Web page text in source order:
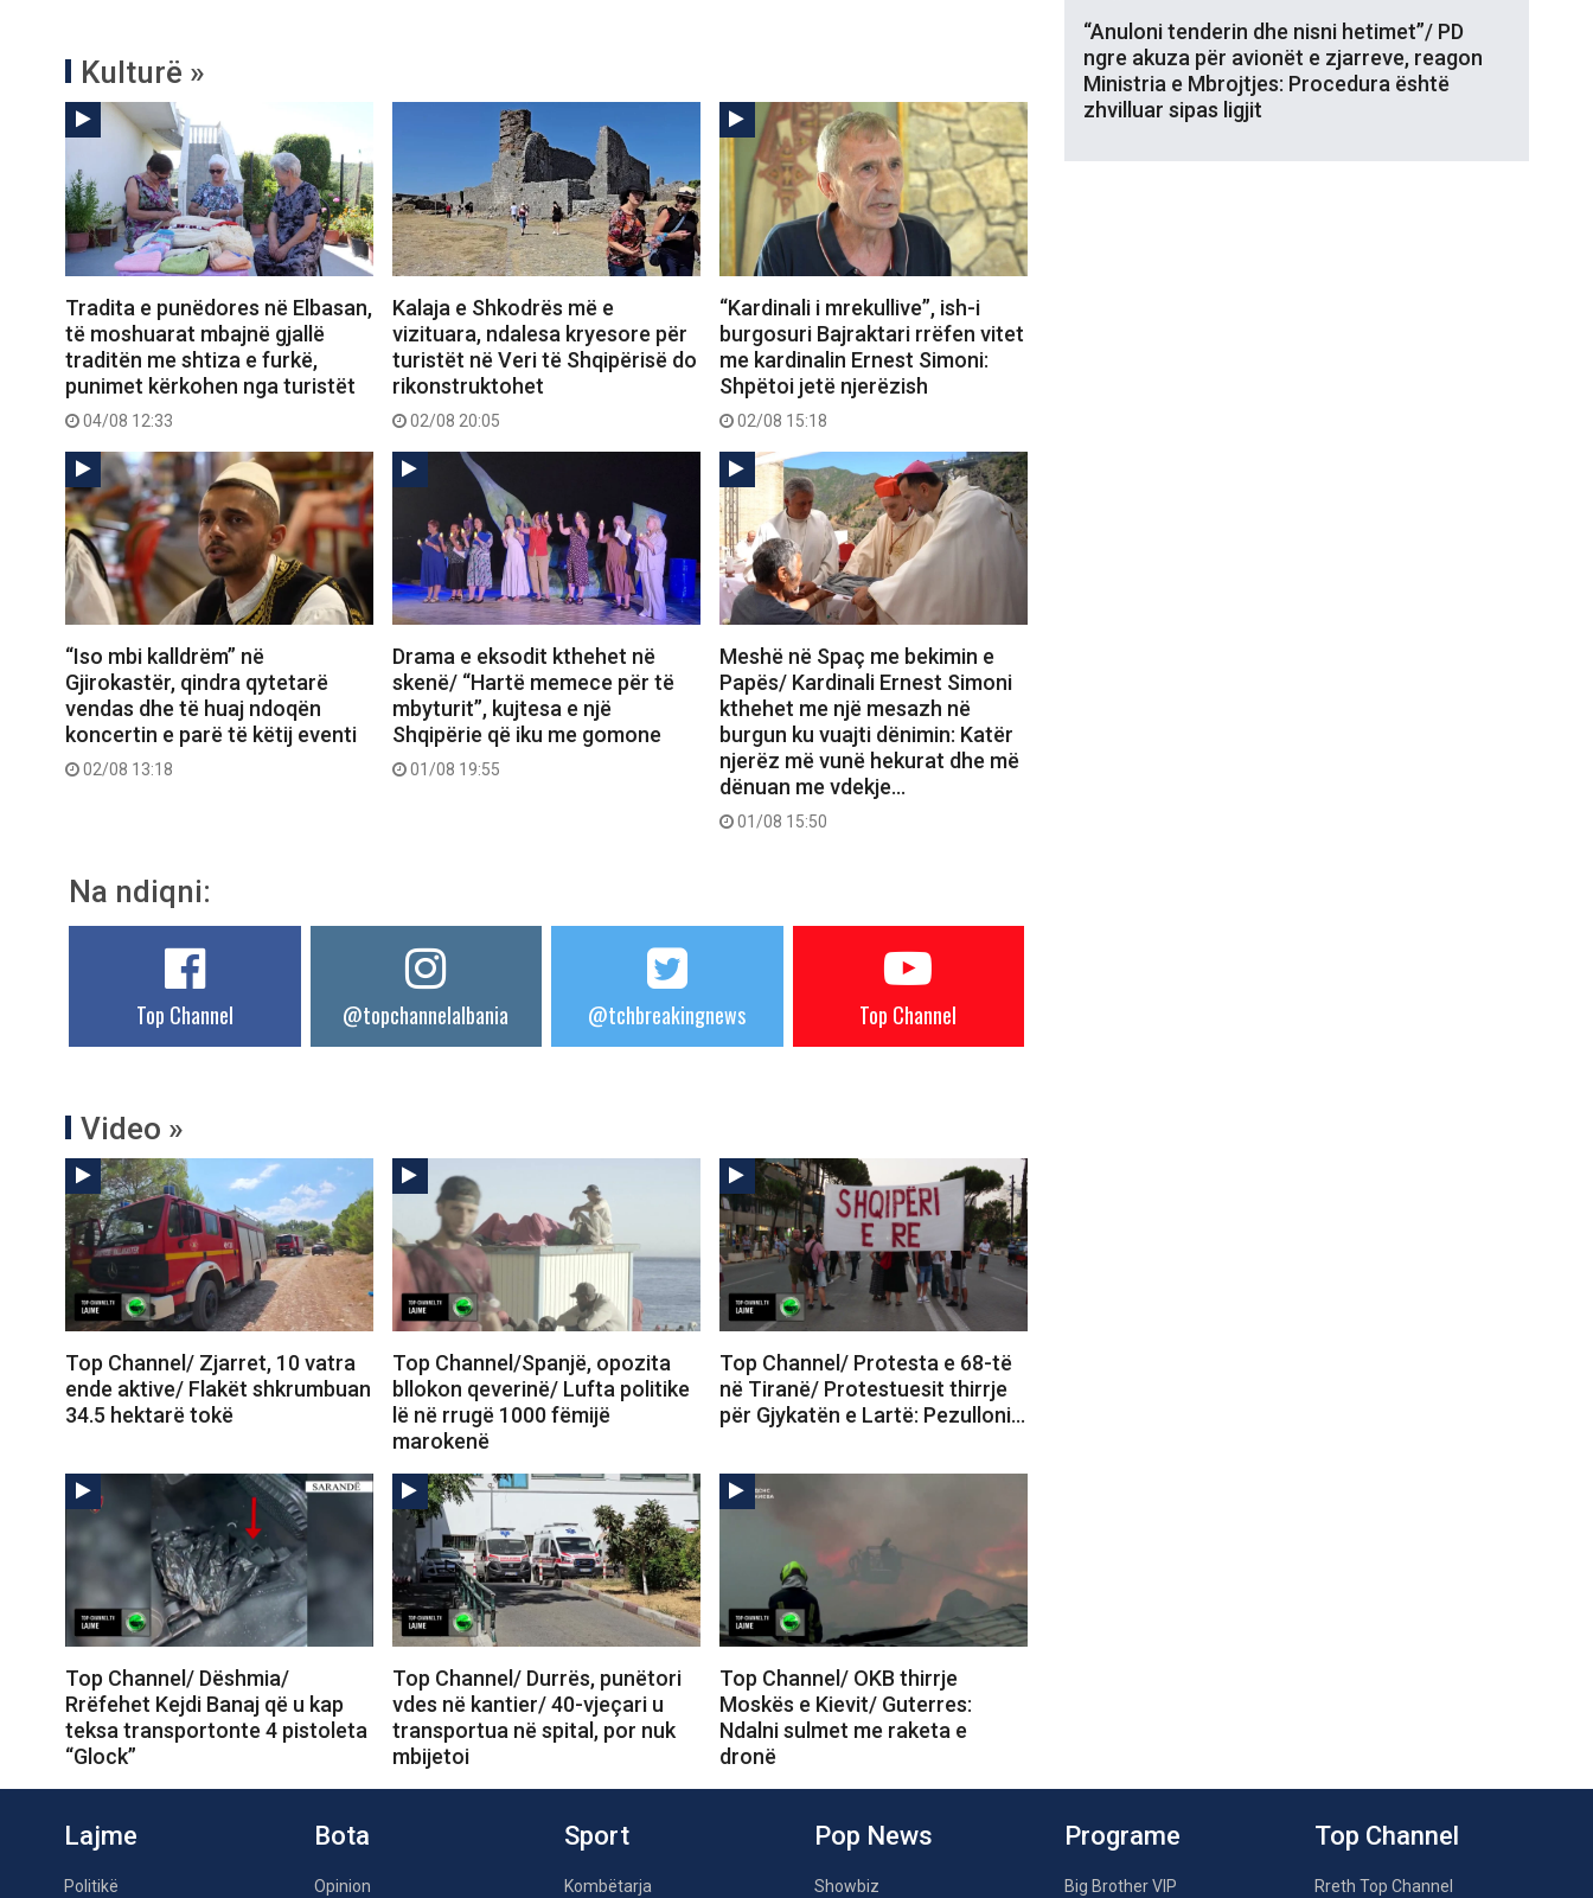
Kulturë »
Tradita e punëdores në Elbasan,
të moshuarat mbajnë gjallë
traditën me shtiza e furkë,
punimet kërkohen nga turistët
04/08 12:33
Kalaja e Shkodrës më e
vizituara, ndalesa kryesore për
turistët në Veri të Shqipërisë do
rikonstruktohet
02/08 20:05
“Kardinali i mrekullive”, ish-i
burgosuri Bajraktari rrëfen vitet
me kardinalin Ernest Simoni:
Shpëtoi jetë njerëzish
02/08 15:18
“Iso mbi kalldrëm” në
Gjirokastër, qindra qytetarë
vendas dhe të huaj ndoqën
koncertin e parë të këtij eventi
02/08 13:18
Drama e eksodit kthehet në
skenë/ “Hartë memece për të
mbyturit”, kujtesa e një
Shqipërie që iku me gomone
01/08 19:55
Meshë në Spaç me bekimin e
Papës/ Kardinali Ernest Simoni
kthehet me një mesazh në
burgun ku vuajti dënimin: Katër
njerëz më vunë hekurat dhe më
dënuan me vdekje…
01/08 15:50
Na ndiqni:
Top Channel @topchannelalbania @tchbreakingnews Top Channel
Video »
Top Channel/ Zjarret, 10 vatra
ende aktive/ Flakët shkrumbuan
34.5 hektarë tokë
Top Channel/Spanjë, opozita
bllokon qeverinë/ Lufta politike
lë në rrugë 1000 fëmijë
marokenë
Top Channel/ Protesta e 68-të
në Tiranë/ Protestuesit thirrje
për Gjykatën e Lartë: Pezulloni…
Top Channel/ Dëshmia/
Rrëfehet Kejdi Banaj që u kap
teksa transportonte 4 pistoleta
“Glock”
Top Channel/ Durrës, punëtori
vdes në kantier/ 40-vjeçari u
transportua në spital, por nuk
mbijetoi
Top Channel/ OKB thirrje
Moskës e Kievit/ Guterres:
Ndalni sulmet me raketa e
dronë
“Anuloni tenderin dhe nisni hetimet”/ PD
ngre akuza për avionët e zjarreve, reagon
Ministria e Mbrojtjes: Procedura është
zhvilluar sipas ligjit
Lajme
Politikë
Bota
Opinion
Sport
Kombëtarja
Pop News
Showbiz
Programe
Big Brother VIP
Top Channel
Rreth Top Channel